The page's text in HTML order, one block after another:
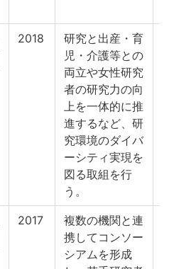
2018
研究と出産・育
児・介護等との
両立や女性研究
者の研究力の向
上を一体的に推
進するなど、研
究環境のダイバ
ーシティ実現を
図る取組を行
う。
2017
複数の機関と連
携してコンソー
シアムを形成